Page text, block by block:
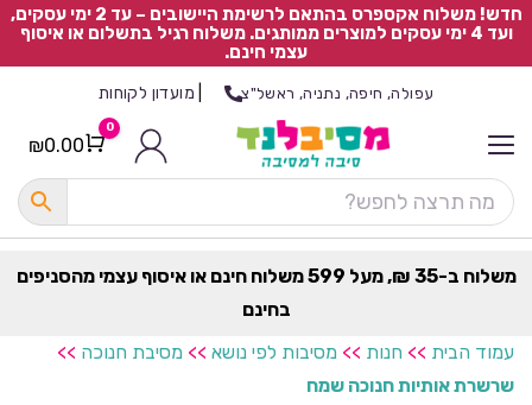
חדש! משלוח אקספרס בהתאם לרשימת היישובים – עד 2 ימי עסקים,
ועד 4 ימי עסקים למוצרים ממותגים. משלוח רגיל בתשלום או איסוף
עצמי חינם.
עפולה, חיפה, נתניה, ראשל"צ מועדון לקוחות
Cart
0
₪0.00
משלוח ב-35 ₪, מעל 599 משלוח חינם או איסוף עצמי מהסניפים
בחינם
עמוד הבית >> חנות >> מסיבות לפי נושא >> מסיבת חנוכה >>
שרשרת אותיות חנוכה שמח